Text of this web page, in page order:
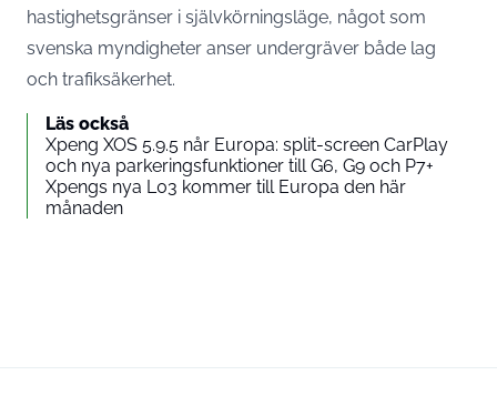
hastighetsgränser i självkörningsläge, något som
svenska myndigheter anser undergräver både lag
och trafiksäkerhet.
Läs också
Xpeng XOS 5.9.5 når Europa: split-screen CarPlay
och nya parkeringsfunktioner till G6, G9 och P7+
Xpengs nya L03 kommer till Europa den här
månaden